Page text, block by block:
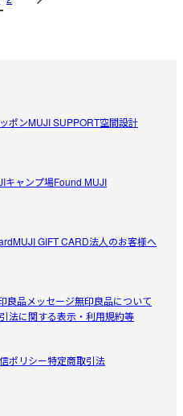
ポンMUJI SUPPORT空間設計
キャンプ場Found MUJI
MUJI GIFT CARD法人のお客様へ
良品メッセージ無印良品について
法に関する表示・利用規約等
ポリシー特定商取引法